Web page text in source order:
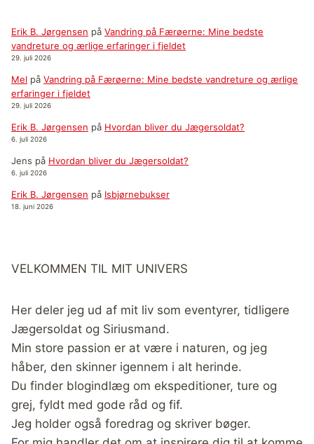
Erik B. Jørgensen på Vandring på Færøerne: Mine bedste
vandreture og ærlige erfaringer i fjeldet
29. juli 2026
Mel på Vandring på Færøerne: Mine bedste vandreture og ærlige
erfaringer i fjeldet
29. juli 2026
Erik B. Jørgensen på Hvordan bliver du Jægersoldat?
6. juli 2026
Jens på Hvordan bliver du Jægersoldat?
6. juli 2026
Erik B. Jørgensen på Isbjørnebukser
18. juni 2026
VELKOMMEN TIL MIT UNIVERS
Her deler jeg ud af mit liv som eventyrer, tidligere
Jægersoldat og Siriusmand.
Min store passion er at være i naturen, og jeg
håber, den skinner igennem i alt herinde.
Du finder blogindlæg om ekspeditioner, ture og
grej, fyldt med gode råd og fif.
Jeg holder også foredrag og skriver bøger.